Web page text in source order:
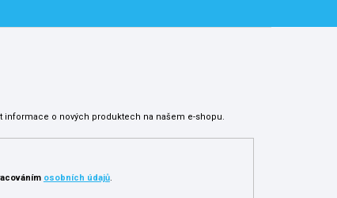
informace o nových produktech na našem e-shopu.
osobních údajů.